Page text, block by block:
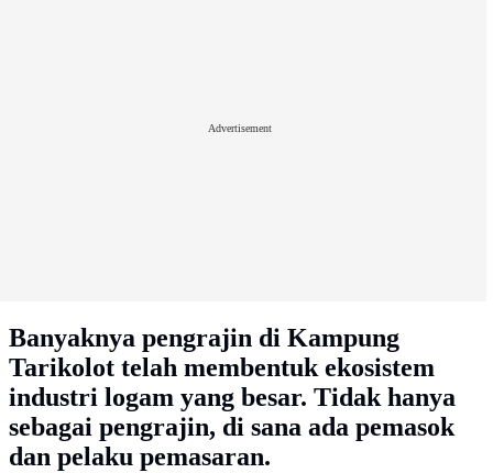
Advertisement
Banyaknya pengrajin di Kampung
Tarikolot telah membentuk ekosistem
industri logam yang besar. Tidak hanya
sebagai pengrajin, di sana ada pemasok
dan pelaku pemasaran.